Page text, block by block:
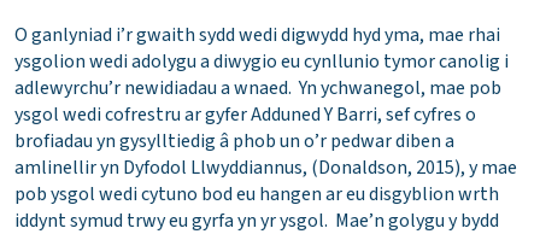
O ganlyniad i’r gwaith sydd wedi digwydd hyd yma, mae rhai
ysgolion wedi adolygu a diwygio eu cynllunio tymor canolig i
adlewyrchu’r newidiadau a wnaed. Yn ychwanegol, mae pob
ysgol wedi cofrestru ar gyfer Adduned Y Barri, sef cyfres o
brofiadau yn gysylltiedig â phob un o’r pedwar diben a
amlinellir yn Dyfodol Llwyddiannus, (Donaldson, 2015), y mae
pob ysgol wedi cytuno bod eu hangen ar eu disgyblion wrth
iddynt symud trwy eu gyrfa yn yr ysgol. Mae’n golygu y bydd